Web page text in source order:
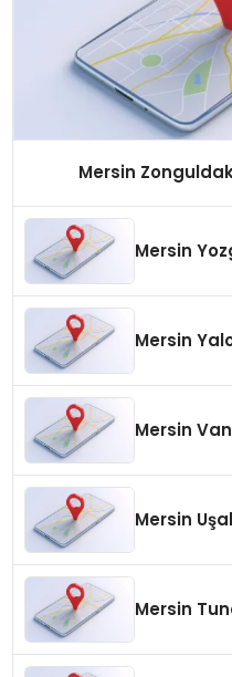
Mersin
Mersin
Mersin
Mersin